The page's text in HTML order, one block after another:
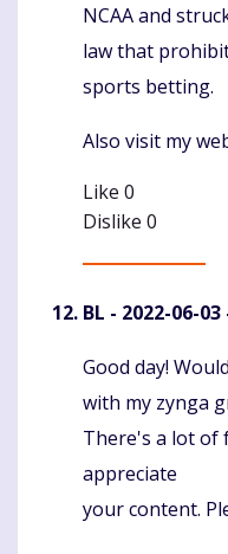
NCAA and
law that
sports betting.
Also visit my
Like 0
Dislike 0
BL - 2022-06-03
Komentaras
Good day!
with my zynga
There's a lot of
appreciate
your content.